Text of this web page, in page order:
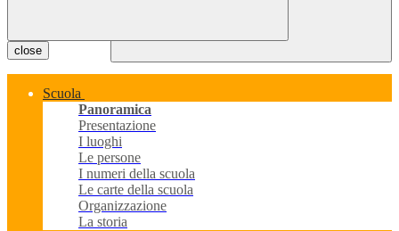
close
Scuola
Panoramica
Presentazione
I luoghi
Le persone
I numeri della scuola
Le carte della scuola
Organizzazione
La storia